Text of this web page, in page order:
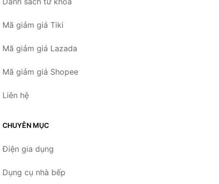
Mã giảm giá Tiki
Mã giảm giá Lazada
Mã giảm giá Shopee
Liên hệ
CHUYÊN MỤC
Điện gia dụng
Dụng cụ nhà bếp